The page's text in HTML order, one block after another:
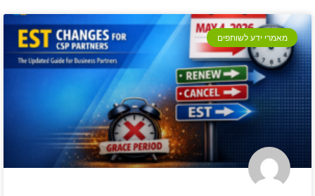
מאמרי ידע לשותפים